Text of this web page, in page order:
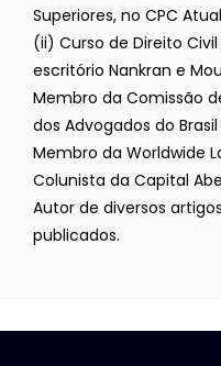
Superiores, no CPC
(ii) Curso de Direito
escritório Nankran e
Membro da Comissão
dos Advogados do
Membro da Worldwide
Colunista da Capital
Autor de diversos
publicados.